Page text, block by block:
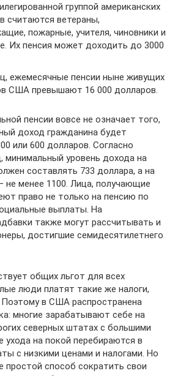
группой американских
считаются ветераны,
пожарные, учителя, чиновники и
Их пенсия может доходить до 3000
ежемесячные пенсии ныне живущих
США превышают 16 000 долларов.
пенсии вовсе не означает того,
доход гражданина будет
или 600 долларов. Согласно
минимальный уровень дохода на
составлять 733 доллара, а на
не менее 1100. Лица, получающие
право не только на пенсию по
выплаты. На
также могут рассчитывать и
достигшие семидесятилетнего
общих льгот для всех
люди платят такие же налоги,
в США распространена
многие зарабатывают себе на
северных штатах с большими
ухода на покой перебираются в
с низкими ценами и налогами. Но
простой способ сократить свои